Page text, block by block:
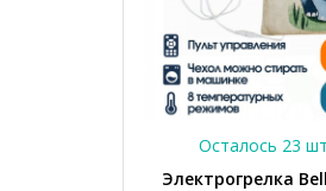
Осталось 23
Электрогрелка